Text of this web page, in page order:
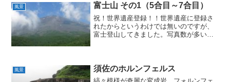
風景 富士山 その1（5合目～7合目）
祝！世界遺産登録！！世界遺産に登録さ
れたからというわけでは無いのですが、
富士登山してきました。写真数が多いの
風景 須佐のホルンフェルス